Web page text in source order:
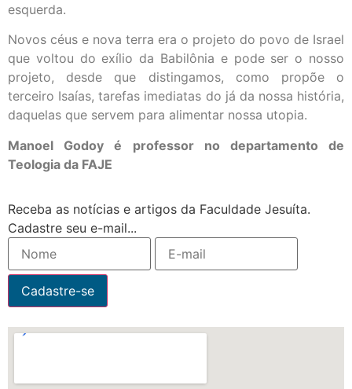
esquerda.
Novos céus e nova terra era o projeto do povo de Israel
que voltou do exílio da Babilônia e pode ser o nosso
projeto, desde que distingamos, como propõe o
terceiro Isaías, tarefas imediatas do já da nossa história,
daquelas que servem para alimentar nossa utopia.
Manoel Godoy é professor no departamento de
Teologia da FAJE
Receba as notícias e artigos da Faculdade Jesuíta.
Cadastre seu e-mail...